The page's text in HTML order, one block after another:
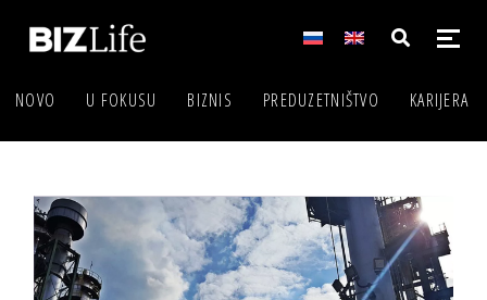
NOVO U FOKUSU BIZNIS PREDUZETNIŠTVO KARIJERA